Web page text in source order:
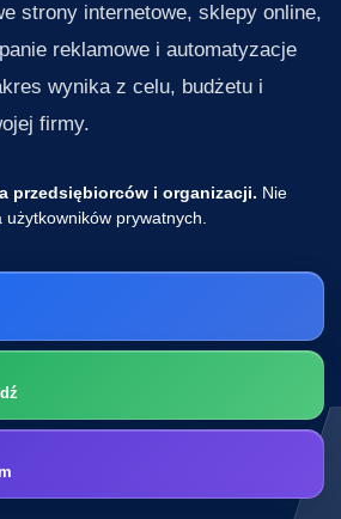
strony internetowe, sklepy online,
reklamowe i automatyzacje
wynika z celu, budżetu i
firmy.
przedsiębiorców i organizacji. Nie
użytkowników prywatnych.